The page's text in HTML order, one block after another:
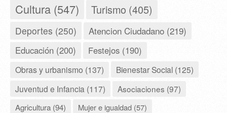
Cultura (547) Turismo (405)
Deportes (250) Atencion Ciudadano (219)
Educación (200) Festejos (190)
Obras y urbanismo (137)
Bienestar Social (125)
Juventud e Infancia (117)
Asociaciones (97)
Agricultura (94)
Mujer e igualdad (57)